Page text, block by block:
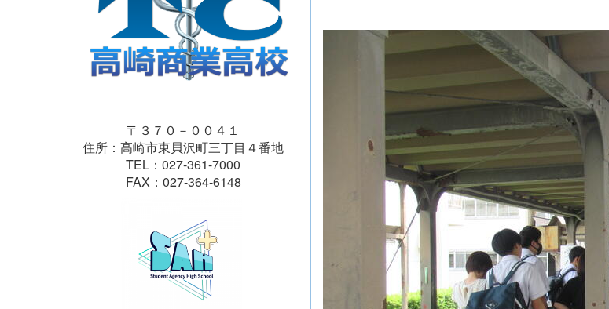
〒３７０－００４１
住所：高崎市東貝沢町三丁目４番地
TEL：027-361-7000
FAX：027-364-6148